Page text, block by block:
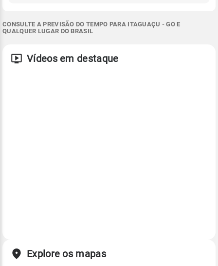
CONSULTE A PREVISÃO DO TEMPO PARA ITAGUAÇU - GO E
QUALQUER LUGAR DO BRASIL
Vídeos em destaque
Explore os mapas